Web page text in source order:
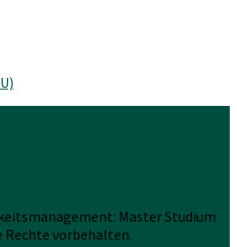
Master Studium
Rechte vorbehalten.